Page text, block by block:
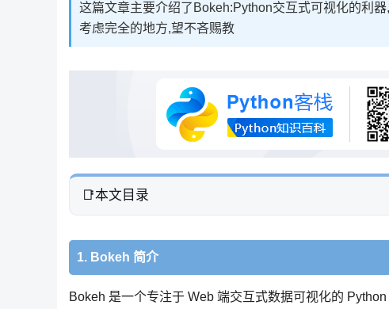
这篇文章主要介绍了Bokeh:Python交互式可视化的利
考虑完全的地方,望不吝赐教
本文目录
1. Bokeh 简介
Bokeh 是一个专注于 Web 端交互式数据可视化的